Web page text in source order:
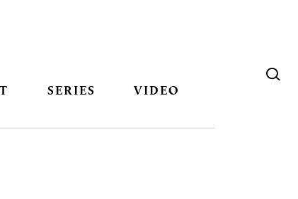
SERIES VIDEO